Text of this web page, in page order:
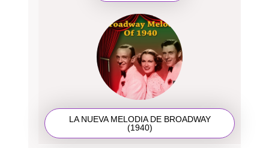
LA NUEVA MELODIA DE BROADWAY
(1940)